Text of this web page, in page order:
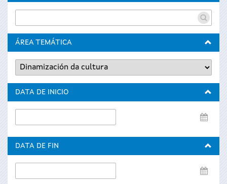
ÁREA TEMÁTICA
DATA DE INICIO
de
DATA DE FIN
de